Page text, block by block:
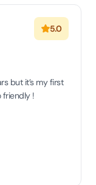
5.0
but it’s my first
friendly !